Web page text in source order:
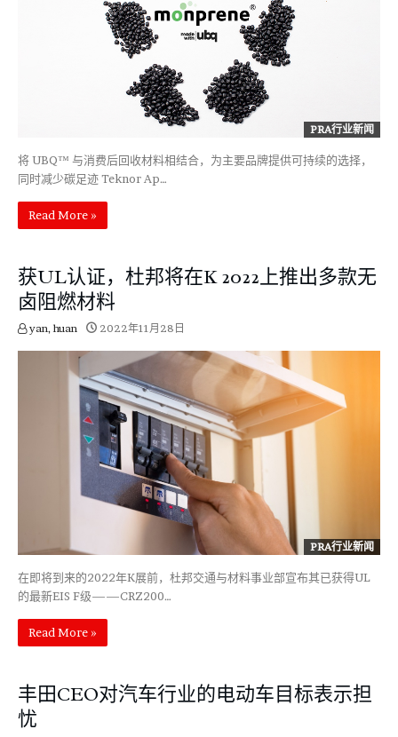
PRA行业新闻
将 UBQ™ 与消费后回收材料相结合，为主要品牌提供可持续的选择，
同时减少碳足迹 Teknor Ap…
Read More »
获UL认证，杜邦将在K 2022上推出多款无
卤阻燃材料
yan, huan 2022年11月28日
PRA行业新闻
在即将到来的2022年K展前，杜邦交通与材料事业部宣布其已获得UL
的最新EIS F级——CRZ200…
Read More »
丰田CEO对汽车行业的电动车目标表示担
忧